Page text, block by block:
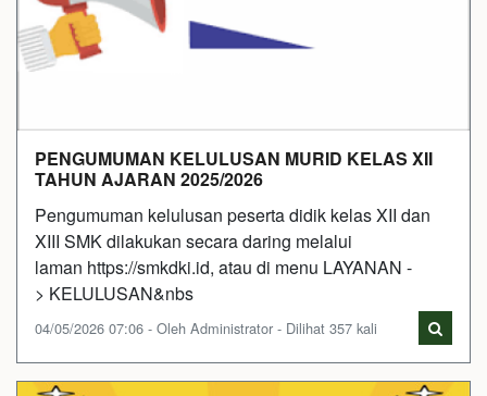
PENGUMUMAN KELULUSAN MURID KELAS XII
TAHUN AJARAN 2025/2026
Pengumuman kelulusan peserta didik kelas XII dan
XIII SMK dilakukan secara daring melalui
laman https://smkdki.id, atau di menu LAYANAN -
> KELULUSAN&nbs
04/05/2026 07:06 - Oleh Administrator - Dilihat 357 kali